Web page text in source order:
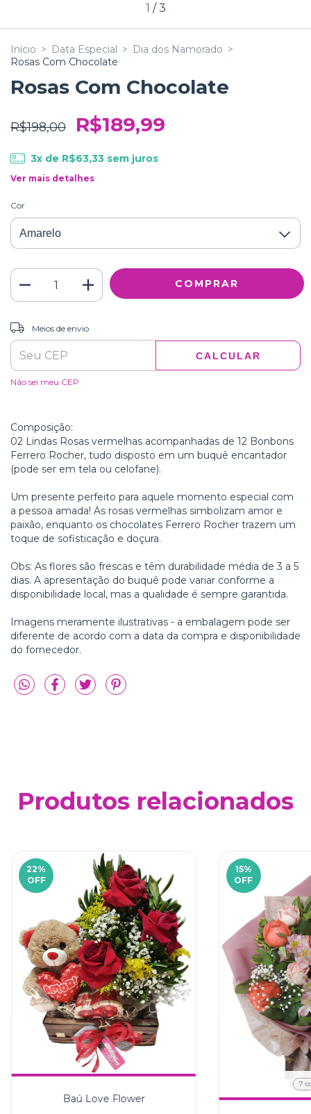
1 /3
Início > Data Especial > Dia dos Namorado >
Rosas Com Chocolate
Rosas Com Chocolate
R$198,00 R$189,99
3x de R$63,33sem juros
Ver mais detalhes
Cor
Entregas para o CEP:
Meios de envio
CALCULAR
Não sei meu CEP
Composição:
02 Lindas Rosas vermelhas acompanhadas de 12 Bonbons
Ferrero Rocher, tudo disposto em um buquê encantador
(pode ser em tela ou celofane).
Um presente perfeito para aquele momento especial com
a pessoa amada! As rosas vermelhas simbolizam amor e
paixão, enquanto os chocolates Ferrero Rocher trazem um
toque de sofisticação e doçura.
Obs: As flores são frescas e têm durabilidade média de 3 a 5
dias. A apresentação do buquê pode variar conforme a
disponibilidade local, mas a qualidade é sempre garantida.
Imagens meramente ilustrativas - a embalagem pode ser
diferente de acordo com a data da compra e disponibilidade
do fornecedor.
Produtos relacionados
22%
OFF
Baú Love Flower
15%
OFF
7